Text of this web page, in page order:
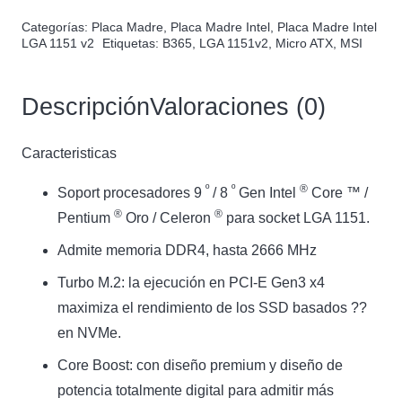
Categorías: Placa Madre Placa Madre Intel Placa Madre Intel
LGA 1151 v2
Etiquetas: B365, LGA 1151v2 Micro ATX, MSI
DescripciónValoraciones (0)
Caracteristicas
Soport procesadores 9 º / 8 º Gen Intel ® Core ™ /
Pentium ® Oro / Celeron ® para socket LGA 1151.
Admite memoria DDR4, hasta 2666 MHz
Turbo M.2: la ejecución en PCI-E Gen3 x4
maximiza el rendimiento de los SSD basados ??
en NVMe.
Core Boost: con diseño premium y diseño de
potencia totalmente digital para admitir más